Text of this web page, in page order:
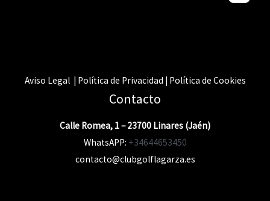
Aviso Legal | Política de Privacidad | Política de Cookies
Contacto
Calle Romea, 1 – 23700 Linares (Jaén)
WhatsAPP: +34644653450
contacto@clubgolflagarza.es